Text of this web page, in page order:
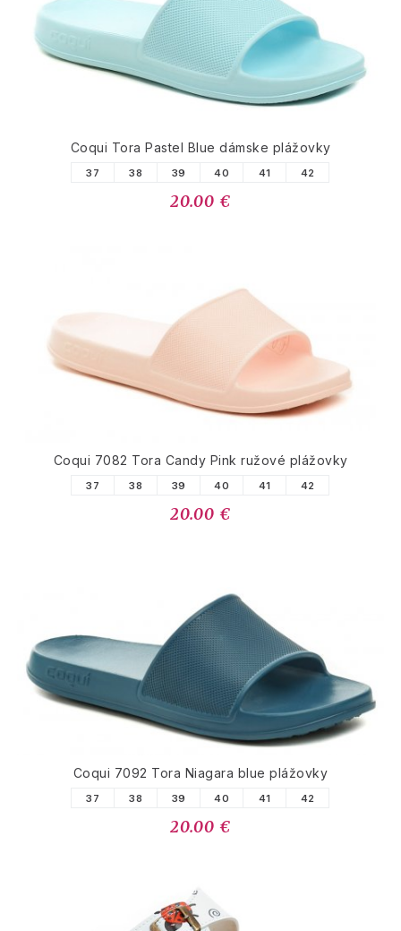
Coqui Tora Pastel Blue dámske plážovky
37 38 39 40 41 42
20.00 €
Coqui 7082 Tora Candy Pink ružové plážovky
37 38 39 40 41 42
20.00 €
Coqui 7092 Tora Niagara blue plážovky
37 38 39 40 41 42
20.00 €